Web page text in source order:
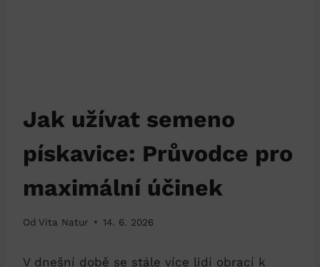
Jak užívat semeno
pískavice: Průvodce pro
maximální účinek
Od Vita Natur 14. 6. 2026
V dnešní době se stále více lidí obrací k